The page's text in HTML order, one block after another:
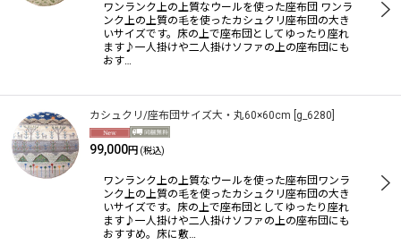
ワンランク上の上質なウールを使った座布団 ワンラ
ンク上の上質の毛を使ったカシュクリ座布団の大き
いサイズです。床の上で座布団としてゆったり座れ
ます♪一人掛けや二人掛けソファの上の座布団にも
おす…
カシュクリ/座布団サイズ大・丸60×60cm g_6280
99,000円 (税込)
ワンランク上の上質なウールを使った座布団ワンラ
ンク上の上質の毛を使ったカシュクリ座布団の大き
いサイズです。床の上で座布団としてゆったり座れ
ます♪一人掛けや二人掛けソファの上の座布団にも
おすすめ。床に敷…